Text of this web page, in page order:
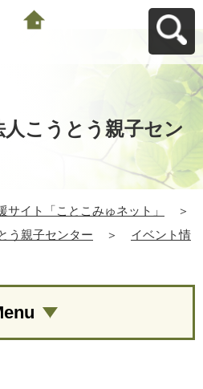
人こうとう親子セン
イト「ことこみゅネット」
＞
う親子センター
＞
イベント情